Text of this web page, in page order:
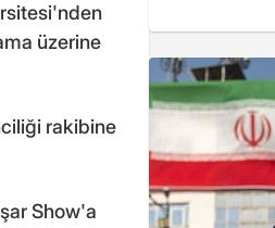
üzerine
rakibine
Show'a